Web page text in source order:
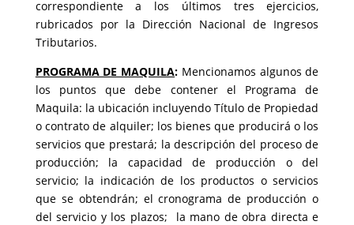
correspondiente a los últimos tres ejercicios,
rubricados por la Dirección Nacional de Ingresos
Tributarios.
PROGRAMA DE MAQUILA: Mencionamos algunos de
los puntos que debe contener el Programa de
Maquila: la ubicación incluyendo Título de Propiedad
o contrato de alquiler; los bienes que producirá o los
servicios que prestará; la descripción del proceso de
producción; la capacidad de producción o del
servicio; la indicación de los productos o servicios
que se obtendrán; el cronograma de producción o
del servicio y los plazos; la mano de obra directa e